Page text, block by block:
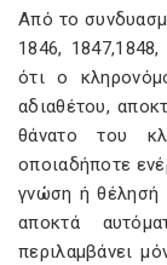
Από το
1846,
ότι ο
αδιαθέτου,
θάνατο του
οποιαδήποτε
γνώση ή θέλησή
αποκτά
περιλαμβάνει